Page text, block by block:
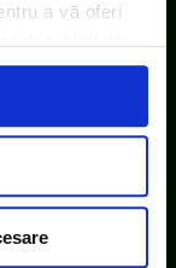
a vă oferi
către ECOTIC
un domeniu
vizitați (cookie-
informații